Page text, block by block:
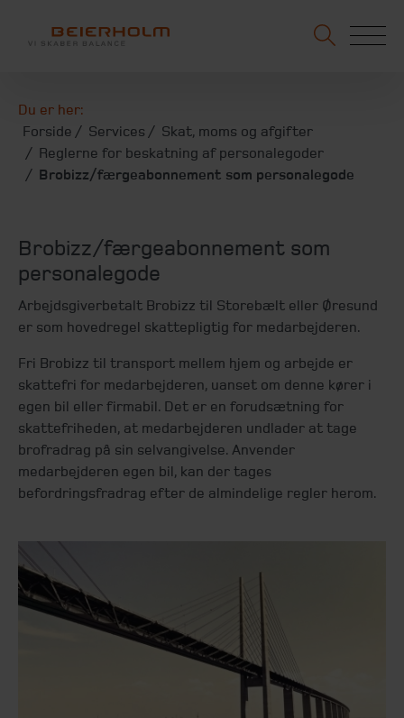
Du er her:
Forside
Services
Skat, moms og afgifter
Reglerne for beskatning af personalegoder
Brobizz/færgeabonnement som personalegode
Brobizz/færgeabonnement som
personalegode
Arbejdsgiverbetalt Brobizz til Storebælt eller Øresund
er som hovedregel skattepligtig for medarbejderen.
Fri Brobizz til transport mellem hjem og arbejde er
skattefri for medarbejderen, uanset om denne kører i
egen bil eller firmabil. Det er en forudsætning for
skattefriheden, at medarbejderen undlader at tage
brofradrag på sin selvangivelse. Anvender
medarbejderen egen bil, kan der tages
befordringsfradrag efter de almindelige regler herom.